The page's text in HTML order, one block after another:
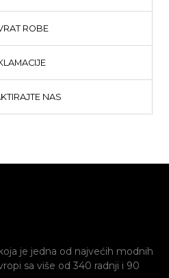
ROBE
NAS
je jedna od najvećih modnih
sa više od 340 radnji i 90